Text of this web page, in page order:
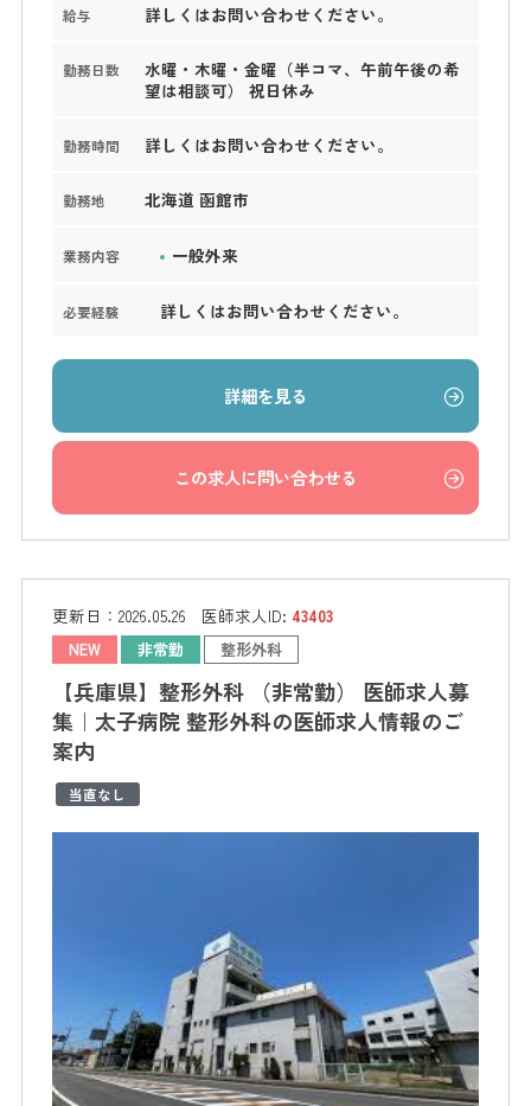
給与 詳しくはお問い合わせください。
勤務日数
水曜・木曜・金曜（半コマ、午前午後の希
望は相談可） 祝日休み
勤務時間 詳しくはお問い合わせください。
勤務地 北海道 函館市
業務内容 一般外来
必要経験 詳しくはお問い合わせください。
詳細を見る
この求人に問い合わせる
更新日： 2026.05.26 医師求人ID: 43403
NEW 非常勤 整形外科
【兵庫県】整形外科 （非常勤） 医師求人募
集｜太子病院 整形外科の医師求人情報のご
案内
当直なし